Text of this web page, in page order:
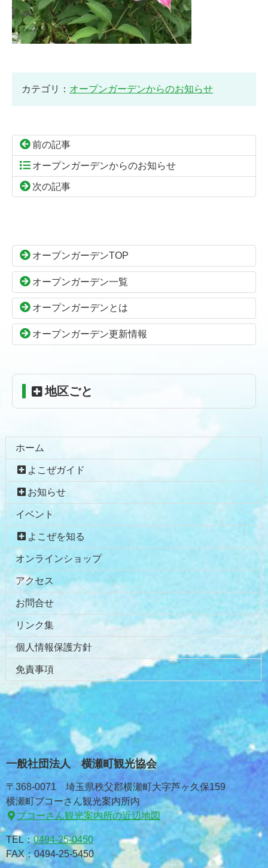
カテゴリ： オープンガーデンからのお知らせ
前の記事
オープンガーデンからのお知らせ
次の記事
ン
本
文
先
へ
る
の
頭
へ
る
オープンガーデンTOP
オープンガーデン一覧
オープンガーデンとは
オープンガーデン更新情報
地区ごと
ホーム
よこぜガイド
お知らせ
イベント
よこぜを知る
オンラインショップ
アクセス
お問合せ
リンク集
個人情報保護方針
免責事項
一般社団法人 横瀬町観光協会
〒368-0071 埼玉県秩父郡横瀬町大字芦ヶ久保159
横瀬町ブコーさん観光案内所内
ブコーさん観光案内所の近辺地図
TEL： 0494-25-0450
FAX：0494-25-5450